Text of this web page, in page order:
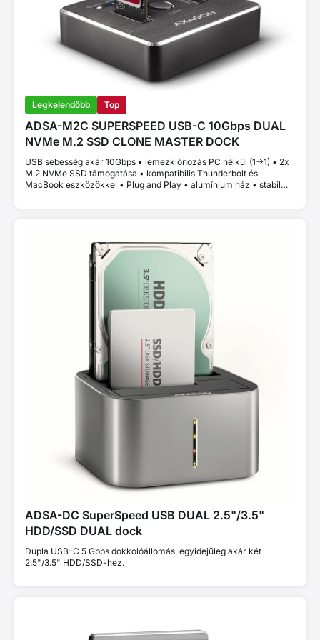
Legkelendőbb Top
ADSA-M2C SUPERSPEED USB-C 10Gbps DUAL
NVMe M.2 SSD CLONE MASTER DOCK
USB sebesség akár 10Gbps • lemezklónozás PC nélkül (1->1) • 2x
M.2 NVMe SSD támogatása • kompatibilis Thunderbolt és
MacBook eszközökkel • Plug and Play • alumínium ház • stabil
ADSA-DC SuperSpeed USB DUAL 2.5"/3.5"
HDD/SSD DUAL dock
Dupla USB-C 5 Gbps dokkolóállomás, egyidejűleg akár két
2.5"/3.5" HDD/SSD-hez.